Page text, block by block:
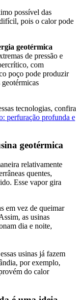
possível das
pois o calor pode
geotérmica
de pressão e
com
poço pode produzir
tecnologias, confira
perfuração profunda e
geotérmica
relativamente
quentes,
Esse vapor gira
em vez de queimar
as usinas
dia e noite,
usinas já fazem
por exemplo,
do calor